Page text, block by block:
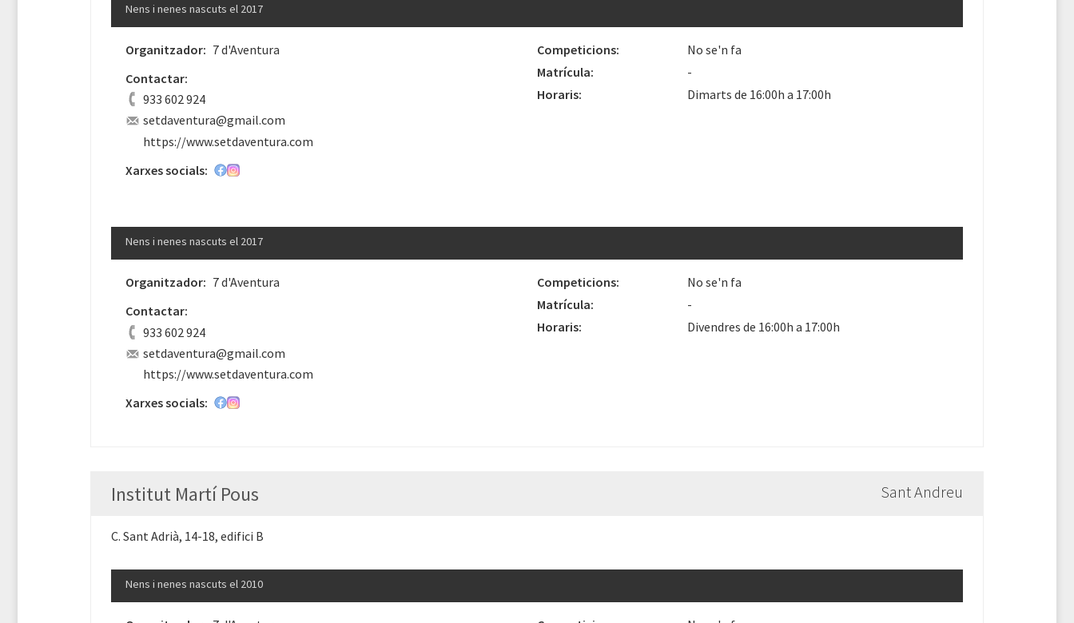
Nens i nenes nascuts el 2017
Organitzador: 7 d'Aventura
Contactar:
933 602 924
setdaventura@gmail.com
https://www.setdaventura.com
Xarxes socials:
Competicions:
No se'n fa
Matrícula:
-
Horaris:
Dimarts de 16:00h a 17:00h
Nens i nenes nascuts el 2017
Organitzador: 7 d'Aventura
Contactar:
933 602 924
setdaventura@gmail.com
https://www.setdaventura.com
Xarxes socials:
Competicions:
No se'n fa
Matrícula:
-
Horaris:
Divendres de 16:00h a 17:00h
Institut Martí Pous Sant Andreu
C. Sant Adrià, 14-18, edifici B
Nens i nenes nascuts el 2010